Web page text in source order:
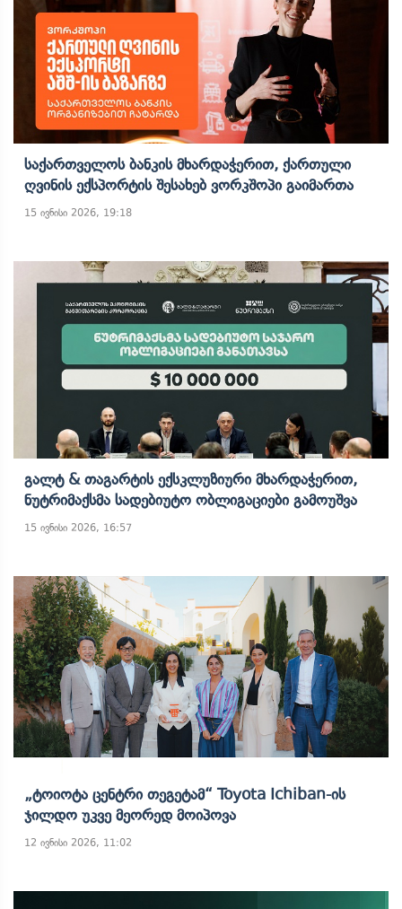
Საქართველოს Ბანკის Მხარდაჭერით, Ქართული
Ღვინის Ექსპორტის Შესახებ Ვორკშოპი Გაიმართა
15 ივნისი 2026, 19:18
Გალტ & Თაგარტის Ექსკლუზიური Მხარდაჭერით,
Ნუტრიმაქსმა Სადებიუტო Ობლიგაციები Გამოუშვა
15 ივნისი 2026, 16:57
„ტოიოტა Ცენტრი Თეგეტამ“ Toyota Ichiban-Ის
Ჯილდო Უკვე Მეორედ Მოიპოვა
12 ივნისი 2026, 11:02